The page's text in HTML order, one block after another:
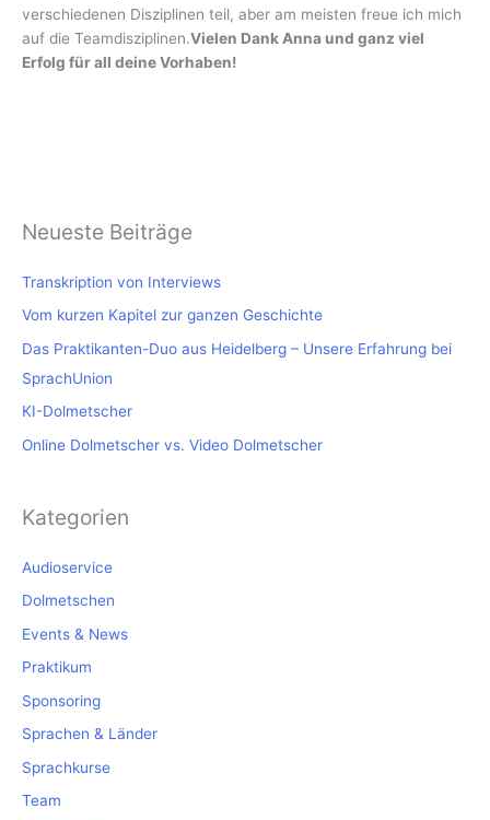
Neueste Beiträge
Transkription von Interviews
Vom kurzen Kapitel zur ganzen Geschichte
Das Praktikanten-Duo aus Heidelberg – Unsere Erfahrung bei
SprachUnion
KI-Dolmetscher
Online Dolmetscher vs. Video Dolmetscher
Kategorien
Audioservice
Dolmetschen
Events & News
Praktikum
Sponsoring
Sprachen & Länder
Sprachkurse
Team
verschiedenen Disziplinen teil, aber am meisten freue ich mich
auf die Teamdisziplinen.Vielen Dank Anna und ganz viel
Erfolg für all deine Vorhaben!